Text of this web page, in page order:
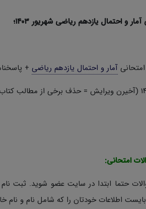
و احتمال یازدهم ریاضی شهریور ۱۴۰۳؛
امتحانیآمار و احتمال یازدهم ریاضی +
امتحانی:
حتما ابتدا در سایت عضو شوید. ثبت
اطلاعات خودتان را که شامل نام و نام